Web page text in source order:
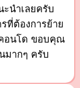
ะนำเลยครับ
ที่ต้องการย้าย
อนโด ขอบคุณ
มากๆ ครับ